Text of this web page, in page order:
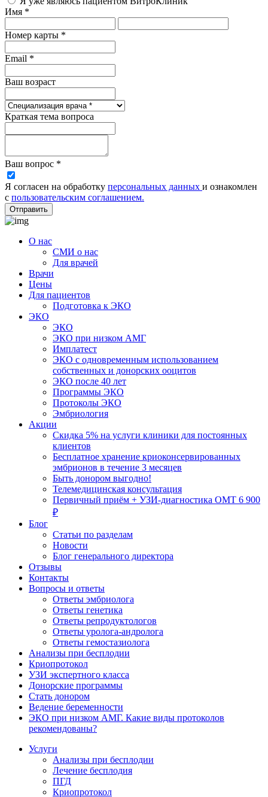
Имя *
Номер карты *
Email *
Ваш возраст
Краткая тема вопроса
Ваш вопрос *
Я согласен на обработку персональных данных и ознакомлен
с пользовательским соглашением.
Отправить
О нас
СМИ о нас
Для врачей
Врачи
Цены
Для пациентов
Подготовка к ЭКО
ЭКО
ЭКО
ЭКО при низком АМГ
Имплатест
ЭКО с одновременным использованием
собственных и донорских ооцитов
ЭКО после 40 лет
Программы ЭКО
Протоколы ЭКО
Эмбриология
Акции
Скидка 5% на услуги клиники для постоянных
клиентов
Бесплатное хранение криоконсервированных
эмбрионов в течение 3 месяцев
Быть донором выгодно!
Телемедицинская консультация
Первичный приём + УЗИ-диагностика ОМТ 6 900
₽
Блог
Статьи по разделам
Новости
Блог генерального директора
Отзывы
Контакты
Вопросы и ответы
Ответы эмбриолога
Ответы генетика
Ответы репродуктологов
Ответы уролога-андролога
Ответы гемостазиолога
Анализы при бесплодии
Криопротокол
УЗИ экспертного класса
Донорские программы
Стать донором
Ведение беременности
ЭКО при низком АМГ. Какие виды протоколов
рекомендованы?
Услуги
Анализы при бесплодии
Лечение бесплодия
ПГД
Криопротокол